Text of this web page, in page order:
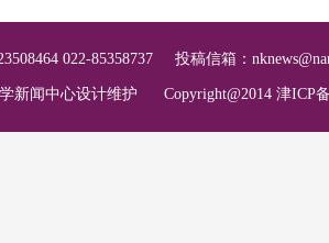
022-85358737 投稿信箱：
新闻中心设计维护 Copyright@2014 津ICP